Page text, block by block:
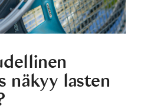
näkyy lasten